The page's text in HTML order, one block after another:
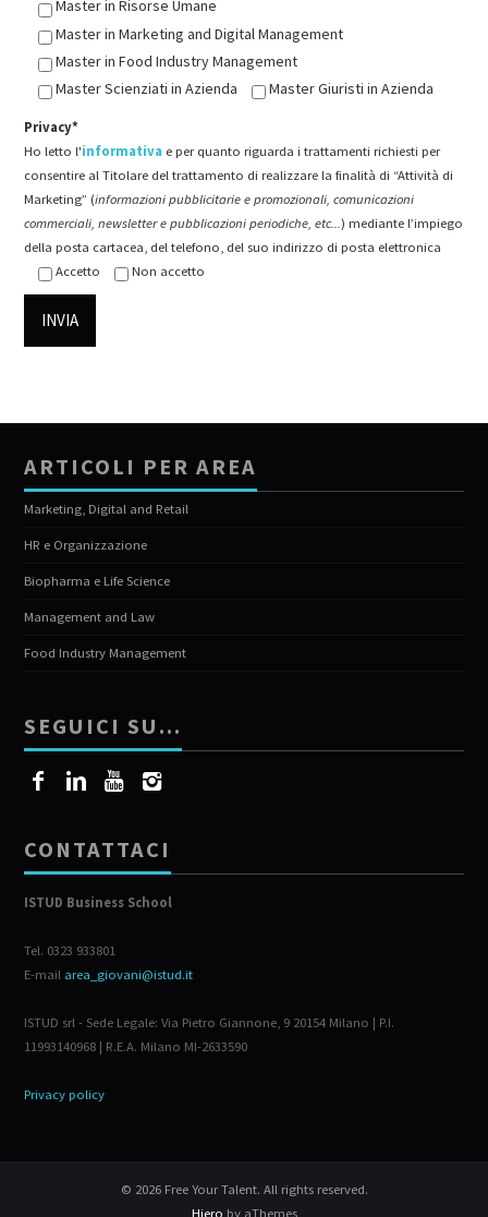
Master in Risorse Umane
Master in Marketing and Digital Management
Master in Food Industry Management
Master Scienziati in Azienda
Master Giuristi in Azienda
Privacy*
Ho letto l'informativa e per quanto riguarda i trattamenti richiesti per
consentire al Titolare del trattamento di realizzare la finalità di “Attività di
Marketing” (informazioni pubblicitarie e promozionali, comunicazioni
commerciali, newsletter e pubblicazioni periodiche, etc...) mediante l’impiego
della posta cartacea, del telefono, del suo indirizzo di posta elettronica
Accetto
Non accetto
ARTICOLI PER AREA
Marketing, Digital and Retail
HR e Organizzazione
Biopharma e Life Science
Management and Law
Food Industry Management
SEGUICI SU…
CONTATTACI
ISTUD Business School
Tel. 0323 933801
E-mail area_giovani@istud.it
ISTUD srl - Sede Legale: Via Pietro Giannone, 9 20154 Milano | P.I.
11993140968 | R.E.A. Milano MI-2633590
Privacy policy
© 2026 Free Your Talent. All rights reserved.
Hiero by aThemes